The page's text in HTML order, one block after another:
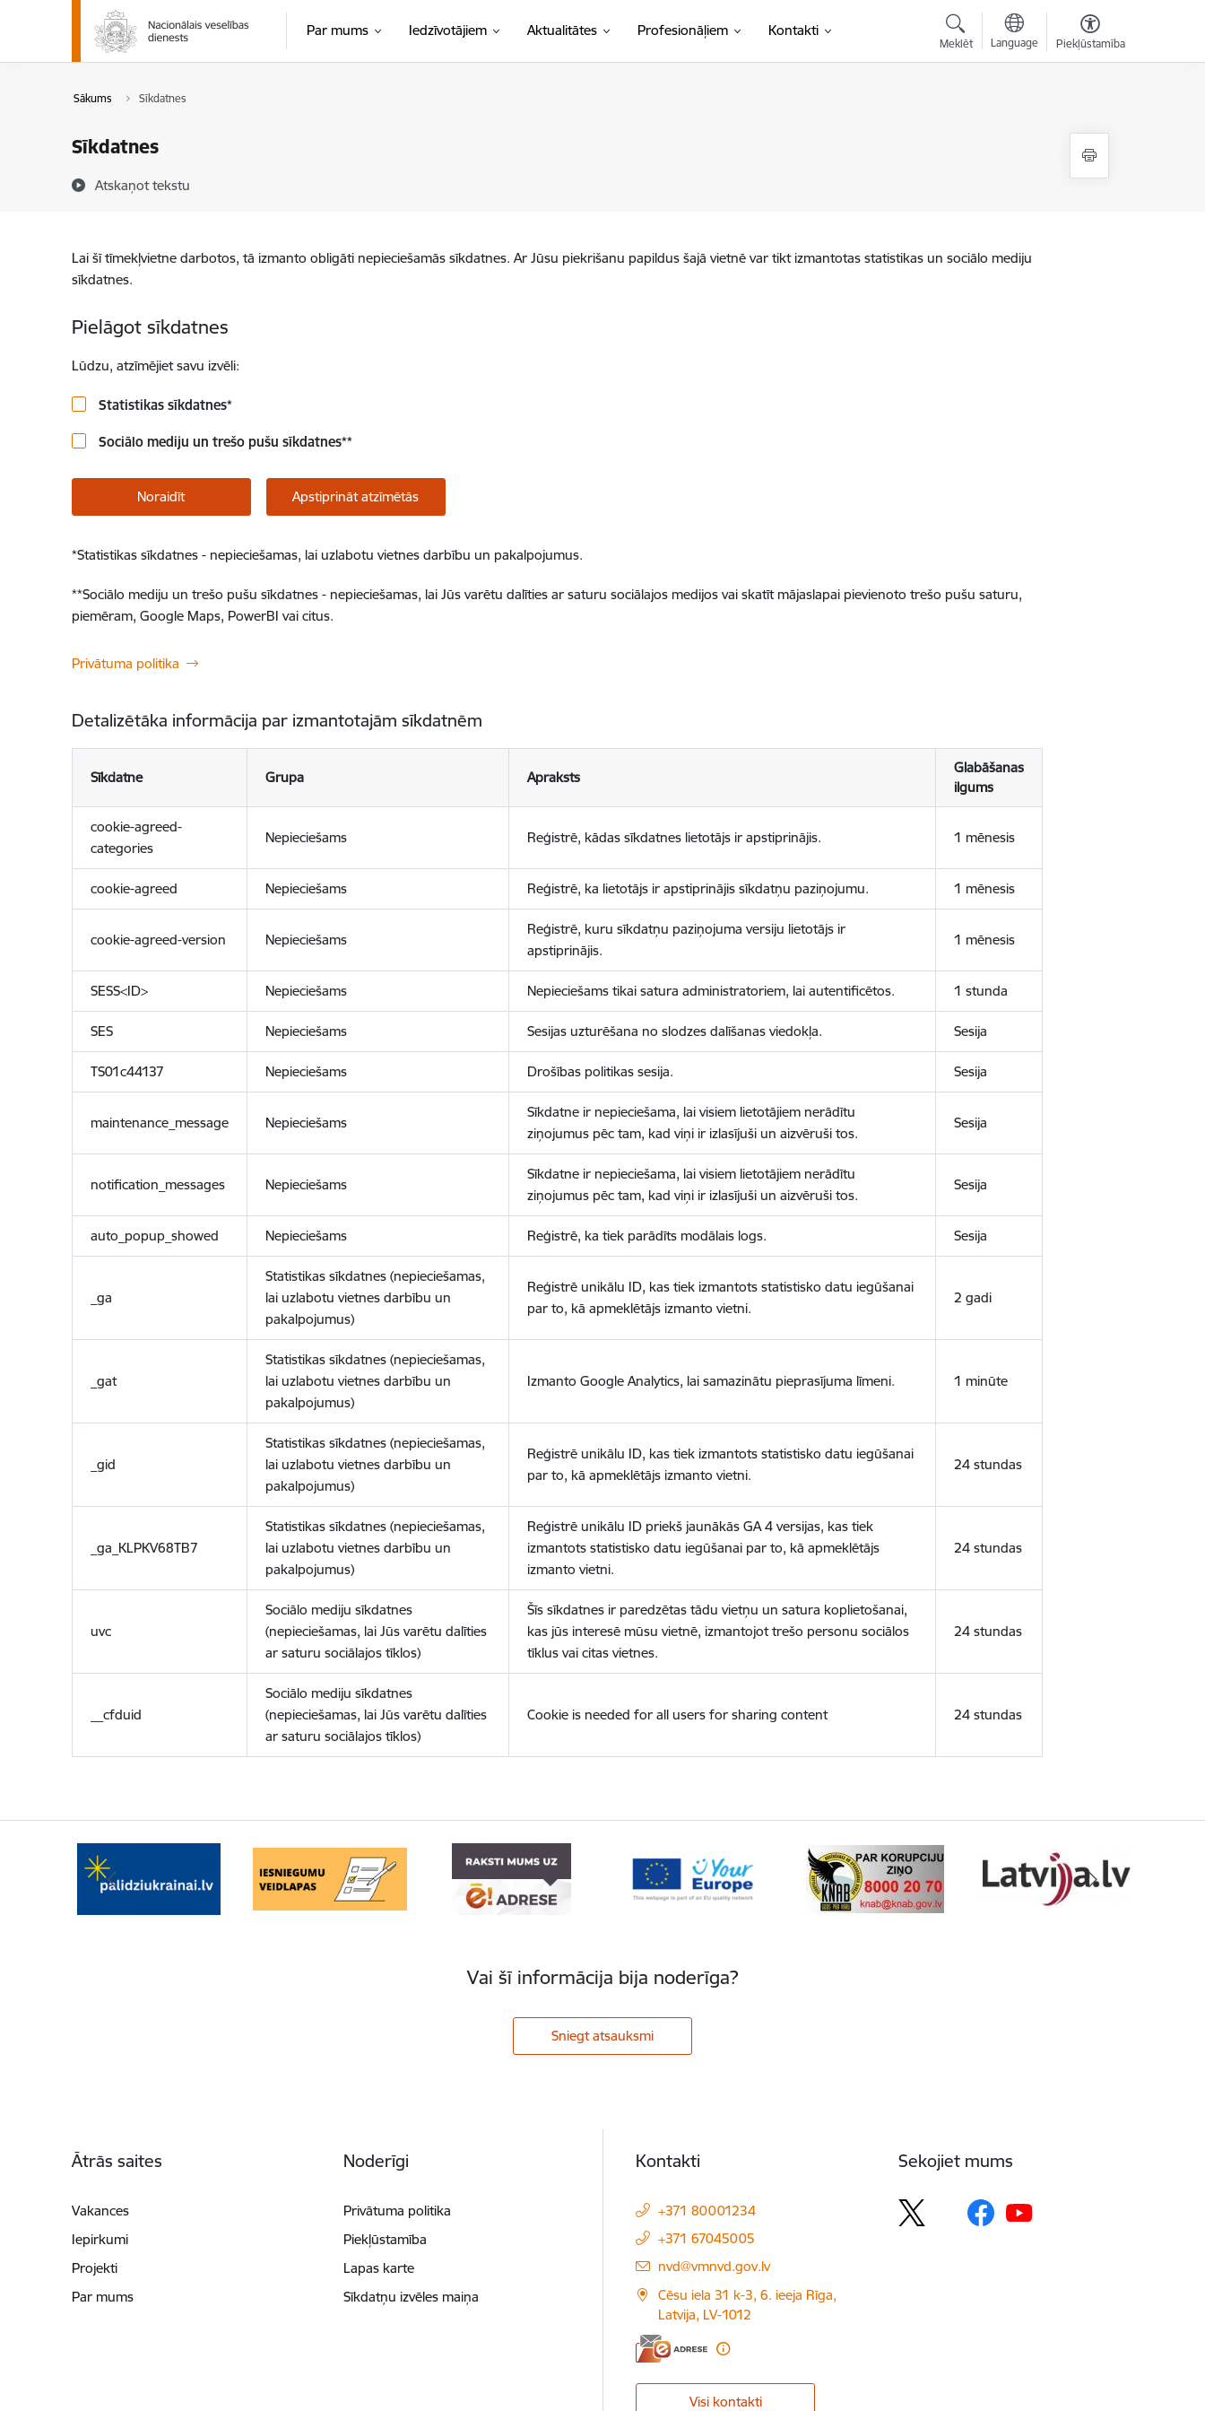
Pāriet uz lapas saturu
Par mums Iedzīvotājiem Aktualitātes Profesionāļiem Kontakti
Meklēt Language Piekļūstamība
Sākums Sīkdatnes
Sīkdatnes
Atskaņot tekstu
Lai šī tīmekļvietne darbotos, tā izmanto obligāti nepieciešamās sīkdatnes. Ar Jūsu piekrišanu papildus šajā vietnē var tikt izmantotas statistikas un sociālo mediju
sīkdatnes.
Pielāgot sīkdatnes
Lūdzu, atzīmējiet savu izvēli:
Statistikas sīkdatnes*
Sociālo mediju un trešo pušu sīkdatnes**
Noraidīt Apstiprināt atzīmētās
*Statistikas sīkdatnes - nepieciešamas, lai uzlabotu vietnes darbību un pakalpojumus.
**Sociālo mediju un trešo pušu sīkdatnes - nepieciešamas, lai Jūs varētu dalīties ar saturu sociālajos medijos vai skatīt mājaslapai pievienoto trešo pušu saturu,
piemēram, Google Maps, PowerBI vai citus.
Privātuma politika
Detalizētāka informācija par izmantotajām sīkdatnēm
Sīkdatne Grupa Apraksts
Glabāšanas
ilgums
cookie-agreed-
categories
Nepieciešams Reģistrē, kādas sīkdatnes lietotājs ir apstiprinājis. 1 mēnesis
cookie-agreed Nepieciešams Reģistrē, ka lietotājs ir apstiprinājis sīkdatņu paziņojumu. 1 mēnesis
cookie-agreed-version Nepieciešams
Reģistrē, kuru sīkdatņu paziņojuma versiju lietotājs ir
apstiprinājis.
1 mēnesis
SESS<ID> Nepieciešams Nepieciešams tikai satura administratoriem, lai autentificētos. 1 stunda
SES Nepieciešams Sesijas uzturēšana no slodzes dalīšanas viedokļa. Sesija
TS01c44137 Nepieciešams Drošības politikas sesija. Sesija
maintenance_message Nepieciešams
Sīkdatne ir nepieciešama, lai visiem lietotājiem nerādītu
ziņojumus pēc tam, kad viņi ir izlasījuši un aizvēruši tos.
Sesija
notification_messages Nepieciešams
Sīkdatne ir nepieciešama, lai visiem lietotājiem nerādītu
ziņojumus pēc tam, kad viņi ir izlasījuši un aizvēruši tos.
Sesija
auto_popup_showed Nepieciešams Reģistrē, ka tiek parādīts modālais logs. Sesija
_ga
Statistikas sīkdatnes (nepieciešamas,
lai uzlabotu vietnes darbību un
pakalpojumus)
Reģistrē unikālu ID, kas tiek izmantots statistisko datu iegūšanai
par to, kā apmeklētājs izmanto vietni.
2 gadi
_gat
Statistikas sīkdatnes (nepieciešamas,
lai uzlabotu vietnes darbību un
pakalpojumus)
Izmanto Google Analytics, lai samazinātu pieprasījuma līmeni. 1 minūte
_gid
Statistikas sīkdatnes (nepieciešamas,
lai uzlabotu vietnes darbību un
pakalpojumus)
Reģistrē unikālu ID, kas tiek izmantots statistisko datu iegūšanai
par to, kā apmeklētājs izmanto vietni.
24 stundas
_ga_KLPKV68TB7
Statistikas sīkdatnes (nepieciešamas,
lai uzlabotu vietnes darbību un
pakalpojumus)
Reģistrē unikālu ID priekš jaunākās GA 4 versijas, kas tiek
izmantots statistisko datu iegūšanai par to, kā apmeklētājs
izmanto vietni.
24 stundas
uvc
Sociālo mediju sīkdatnes
(nepieciešamas, lai Jūs varētu dalīties
ar saturu sociālajos tīklos)
Šīs sīkdatnes ir paredzētas tādu vietņu un satura koplietošanai,
kas jūs interesē mūsu vietnē, izmantojot trešo personu sociālos
tīklus vai citas vietnes.
24 stundas
__cfduid
Sociālo mediju sīkdatnes
(nepieciešamas, lai Jūs varētu dalīties
ar saturu sociālajos tīklos)
Cookie is needed for all users for sharing content 24 stundas
Vai šī informācija bija noderīga?
Sniegt atsauksmi
Ātrās saites
Vakances
Iepirkumi
Projekti
Par mums
Noderīgi
Privātuma politika
Piekļūstamība
Lapas karte
Sīkdatņu izvēles maiņa
Kontakti
+371 80001234
+371 67045005
E-pasts:
nvd@vmnvd.gov.lv
Cēsu iela 31 k-3, 6. ieeja Rīga,
Latvija, LV-1012
Visi kontakti
Sekojiet mums